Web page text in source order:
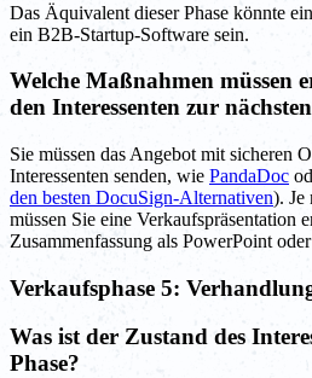
Das Äquivalent dieser Phase könnte
ein B2B-Startup-Software sein.
Welche Maßnahmen müssen
den Interessenten zur
Sie müssen das Angebot mit sicheren
Interessenten senden, wie PandaDoc
den besten DocuSign-Alternativen). Je
müssen Sie eine Verkaufspräsentation
Zusammenfassung als PowerPoint
Verkaufsphase 5:
Was ist der Zustand des
Phase?